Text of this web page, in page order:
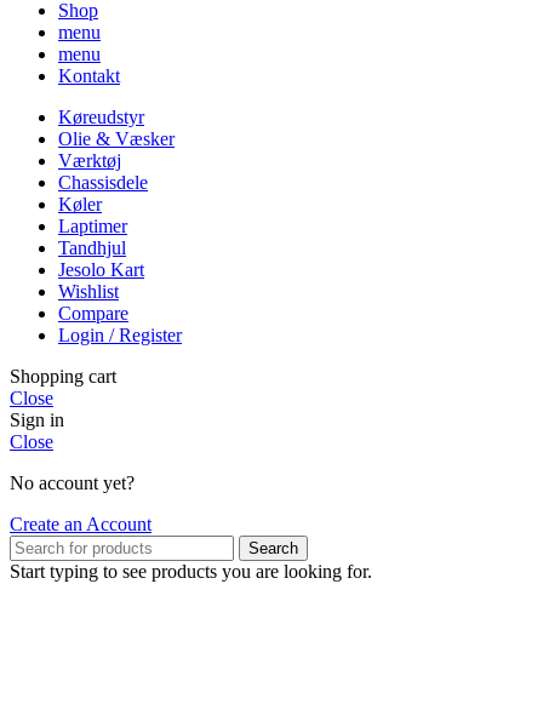
Shop
menu
menu
Kontakt
Køreudstyr
Olie & Væsker
Værktøj
Chassisdele
Køler
Laptimer
Tandhjul
Jesolo Kart
Wishlist
Compare
Login / Register
Shopping cart
Close
Sign in
Close
No account yet?
Create an Account
Search
Start typing to see products you are looking for.